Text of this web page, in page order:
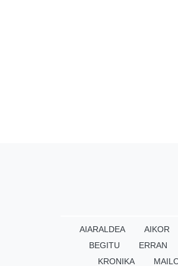
AIARALDEA AIKOR
BEGITU
ERRAN
KRONIKA